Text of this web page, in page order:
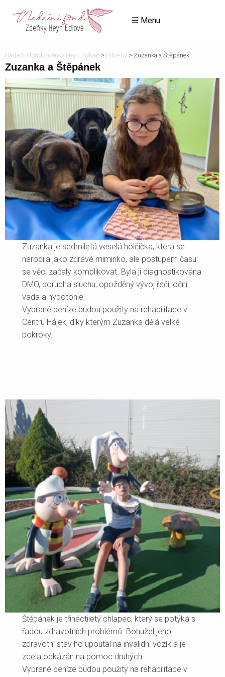
☰ Menu
Nadační fond Zdeňky Heyn Edlové > Příběhy > Zuzanka a Štěpánek
Zuzanka a Štěpánek
Zuzanka je sedmiletá veselá holčička, která se
narodila jako zdravé miminko, ale postupem času
se věci začaly komplikovat. Byla ji diagnostikována
DMO, porucha sluchu, opožděný vývoj řeči, oční
vada a hypotonie.
Vybrané peníze budou použity na rehabilitace v
Centru Hájek, díky kterým Zuzanka dělá velké
pokroky.
Štěpánek je třináctiletý chlapec, který se potýká s
řadou zdravotních problémů. Bohužel jeho
zdravotní stav ho upoutal na invalidní vozík a je
zcela odkázán na pomoc druhých.
Vybrané peníze budou použity na rehabilitace v